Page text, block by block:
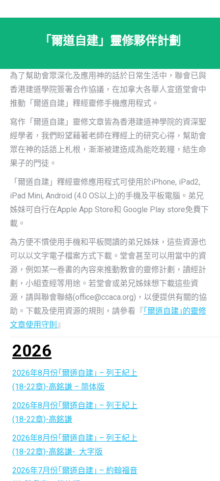
「爾道自建」靈修夥伴計劃
為了幫助會眾深化及應用神的話於日常生活中，聯會已與
香港建道學院簽署合作協議，在加拿大各華人宣道堂會中
推動「爾道自建」釋經靈修手機應用程式。
寫作「爾道自建」靈修文章皆為香港建道神學院的資深聖
經學者，我們盼望藉著老師在釋經上的研究心得，幫助會
眾在神的話語上札根，漸漸被建造成為能吃乾糧，結生命
果子的門徒。
「爾道自建」釋經靈修應用程式可使用於iPhone, iPad2,
iPad Mini, Android (4.0 OS以上)的手機及平板電腦。弟兄
姊妹可自行在Apple App Store和 Google Play store免費下
載。
為方便不慣使用手機和平板閱讀的弟兄姊妹，這些資源也
可以以文字電子檔案方式下載。堂會甚至可以用當中的資
源，例如某一卷書的內容來推動教會的靈修計劃，讀經計
劃，小組查經等用途。若堂會或弟兄姊妹想下載這些資
源，請與聯會聯絡(office@ccaca.org)，以便提供有關的協
助。下載及使用資源的規則，請參看『｢爾道自建｣的靈修
文章使用守則 』
2026
2026年8月份｢爾道自建｣ – 列王紀上
(18-22章)-高銘謙 – 简体版
2026年8月份｢爾道自建｣ – 列王紀上
(18-22章)-高銘謙
2026年8月份｢爾道自建｣ – 列王紀上
(18-22章)-高銘謙- 大字版
2026年7月份｢爾道自建｣ – 約翰福音